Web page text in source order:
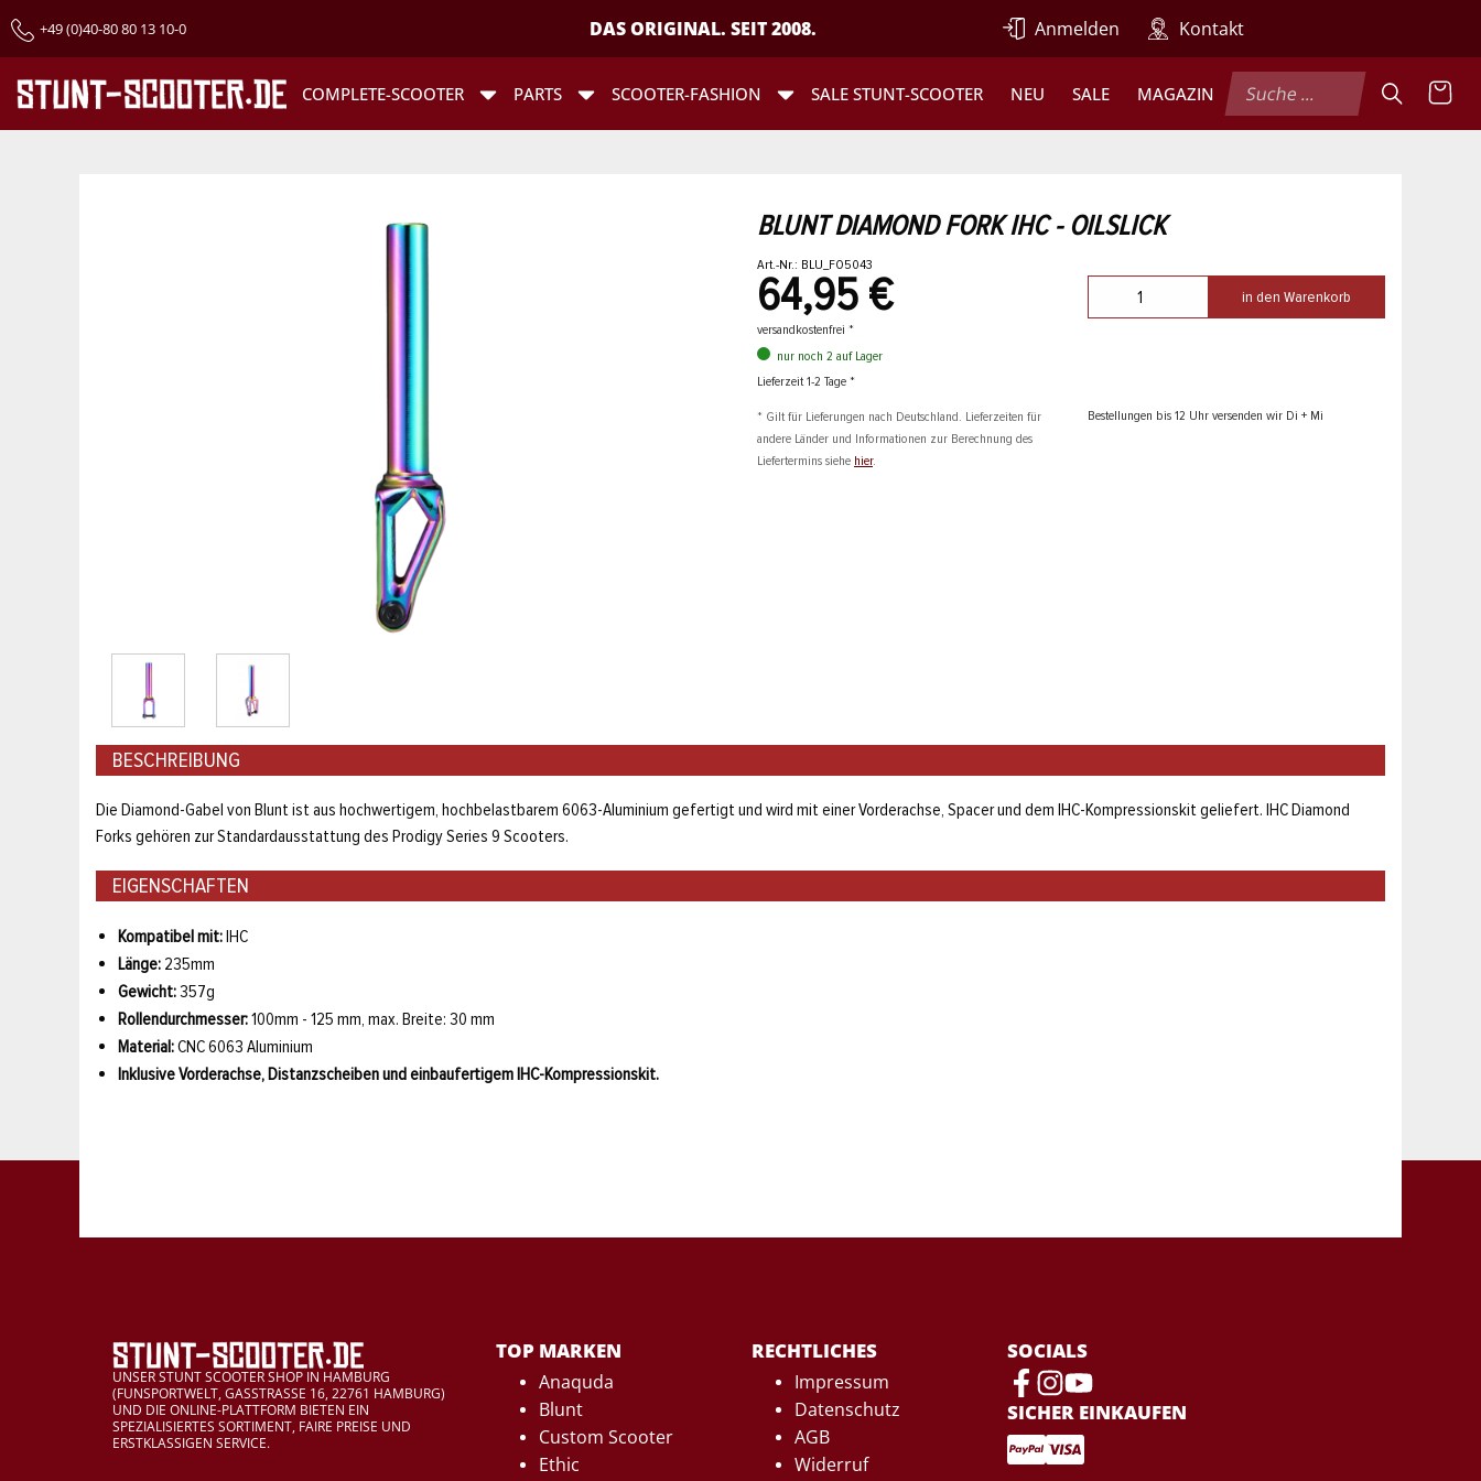
+49 (0)40-80 80 13 10-0 DAS ORIGINAL. SEIT 2008. Anmelden Kontakt
COMPLETE-SCOOTER PARTS SCOOTER-FASHION SALE STUNT-SCOOTER NEU SALE MAGAZIN
BLUNT DIAMOND FORK IHC - OILSLICK
Art.-Nr.: BLU_FO5043
64,95 €
versandkostenfrei *
in den Warenkorb
nur noch 2 auf Lager
Lieferzeit 1-2 Tage *
* Gilt für Lieferungen nach Deutschland. Lieferzeiten für
andere Länder und Informationen zur Berechnung des
Liefertermins siehe hier.
Bestellungen bis 12 Uhr versenden wir Di + Mi
BESCHREIBUNG
Die Diamond-Gabel von Blunt ist aus hochwertigem, hochbelastbarem 6063-Aluminium gefertigt und wird mit einer Vorderachse, Spacer und dem IHC-Kompressionskit geliefert. IHC Diamond
Forks gehören zur Standardausstattung des Prodigy Series 9 Scooters.
EIGENSCHAFTEN
Kompatibel mit:IHC
Länge: 235mm
Gewicht:357g
Rollendurchmesser:100mm - 125 mm, max. Breite: 30 mm
Material:CNC 6063 Aluminium
Inklusive Vorderachse, Distanzscheiben und einbaufertigem IHC-Kompressionskit.
UNSER STUNT SCOOTER SHOP IN HAMBURG
(FUNSPORTWELT, GASSTRASSE 16, 22761 HAMBURG)
UND DIE ONLINE-PLATTFORM BIETEN EIN
SPEZIALISIERTES SORTIMENT, FAIRE PREISE UND
ERSTKLASSIGEN SERVICE.
TOP MARKEN
Anaquda
Blunt
Custom Scooter
Ethic
RECHTLICHES
Impressum
Datenschutz
AGB
Widerruf
SOCIALS
SICHER EINKAUFEN